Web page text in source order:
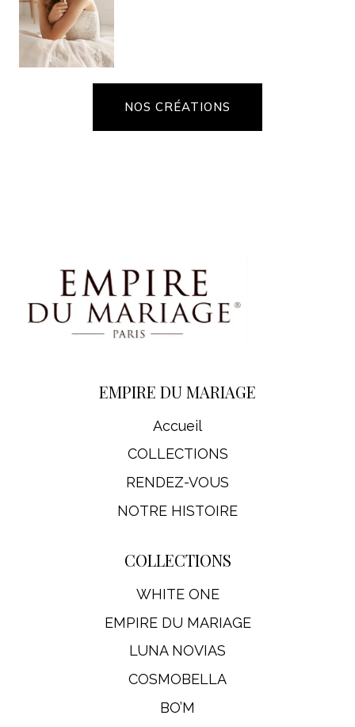
NOS CRÉATIONS
EMPIRE DU MARIAGE
Accueil
COLLECTIONS
RENDEZ-VOUS
NOTRE HISTOIRE
COLLECTIONS
WHITE ONE
EMPIRE DU MARIAGE
LUNA NOVIAS
COSMOBELLA
BO’M